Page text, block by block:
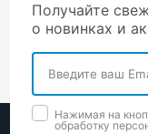
Получайте
о новинках и
Нажимая на
обработку